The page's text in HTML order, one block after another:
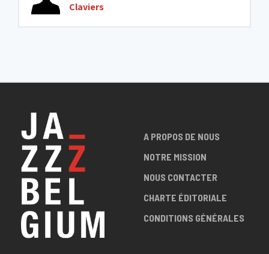
Claviers
A PROPOS DE NOUS
NOTRE MISSION
NOUS CONTACTER
CHARTE ÉDITORIALE
CONDITIONS GÉNÉRALES